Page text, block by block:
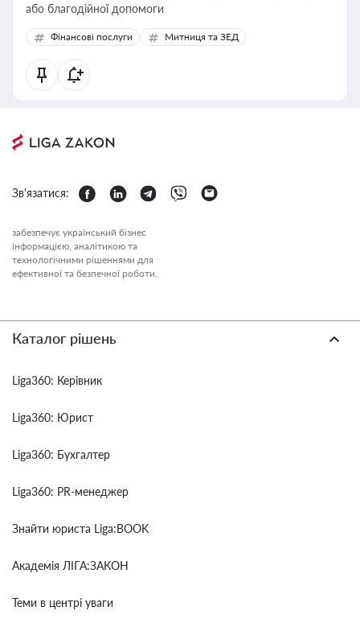
або благодійної допомоги
Фінансові послуги Митниця та ЗЕД
Зв'язатися:
забезпечує український бізнес
інформацією, аналітикою та
технологічними рішеннями для
ефективної та безпечної роботи.
Каталог рішень
Liga360: Керівник
Liga360: Юрист
Liga360: Бухгалтер
Liga360: PR-менеджер
Знайти юриста Liga:BOOK
Академія ЛІГА:ЗАКОН
Теми в центрі уваги